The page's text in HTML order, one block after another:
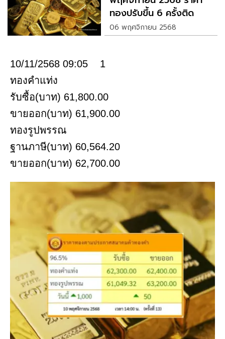
ทองปรับขึ้น 6 ครั้งติด
06 พฤศจิกายน 2568
10/11/2568 09:05 1
ทองคำแท่ง
รับซื้อ(บาท) 61,800.00
ขายออก(บาท) 61,900.00
ทองรูปพรรณ
ฐานภาษี(บาท) 60,564.20
ขายออก(บาท) 62,700.00